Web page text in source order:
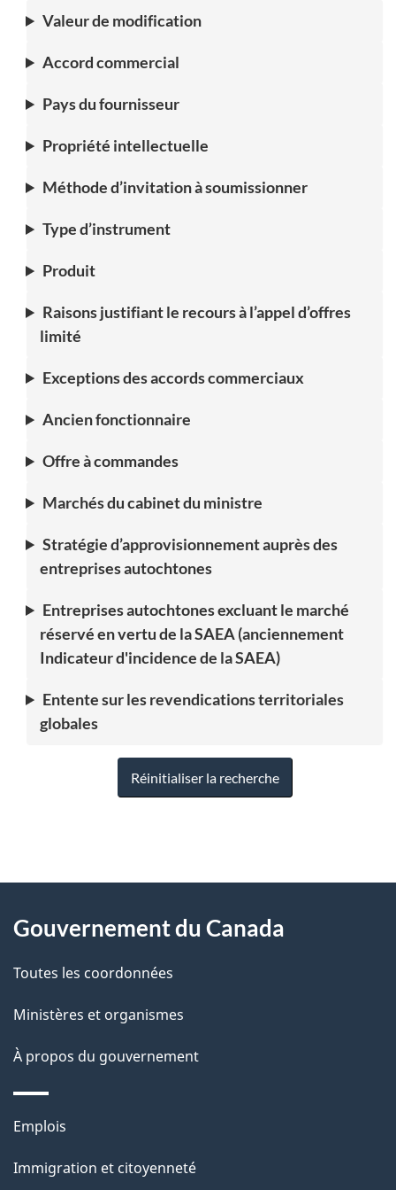
Valeur de modification
Accord commercial
Pays du fournisseur
Propriété intellectuelle
Méthode d’invitation à soumissionner
Type d’instrument
Produit
Raisons justifiant le recours à l’appel d’offres
limité
Exceptions des accords commerciaux
Ancien fonctionnaire
Offre à commandes
Marchés du cabinet du ministre
Stratégie d’approvisionnement auprès des
entreprises autochtones
Entreprises autochtones excluant le marché
réservé en vertu de la SAEA (anciennement
Indicateur d'incidence de la SAEA)
Entente sur les revendications territoriales
globales
Réinitialiser la recherche
D
t
a
l
s
l
a
propos
ce
site
Gouvernement du Canada
Toutes les coordonnées
Ministères et organismes
À propos du gouvernement
Thèmes
sujets
Emplois
Immigration et citoyenneté